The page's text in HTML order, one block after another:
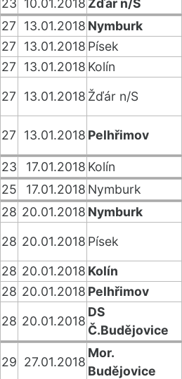
23 10.01.2018 Žďár n/S
27
13.01.2018 Nymburk
27
13.01.2018 Písek
27
13.01.2018 Kolín
27
13.01.2018 Žďár n/S
27 13.01.2018 Pelhřimov
23 17.01.2018 Kolín
25
17.01.2018 Nymburk
28 20.01.2018 Nymburk
28 20.01.2018 Písek
28 20.01.2018 Kolín
28 20.01.2018 Pelhřimov
28 20.01.2018
DS
Č.Budějovice
29 27.01.2018
Mor.
Budějovice